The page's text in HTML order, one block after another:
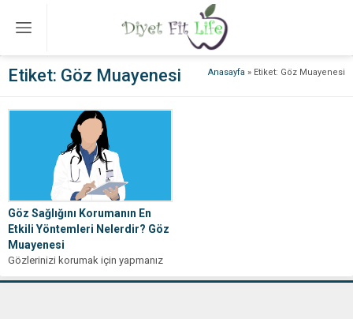
Anasayfa » Etiket: Göz Muayenesi
Etiket: Göz Muayenesi
Göz Sağlığını Korumanın En
Etkili Yöntemleri Nelerdir? Göz
Muayenesi
Gözlerinizi korumak için yapmanız
gerekenler! Göz sağlığınızı